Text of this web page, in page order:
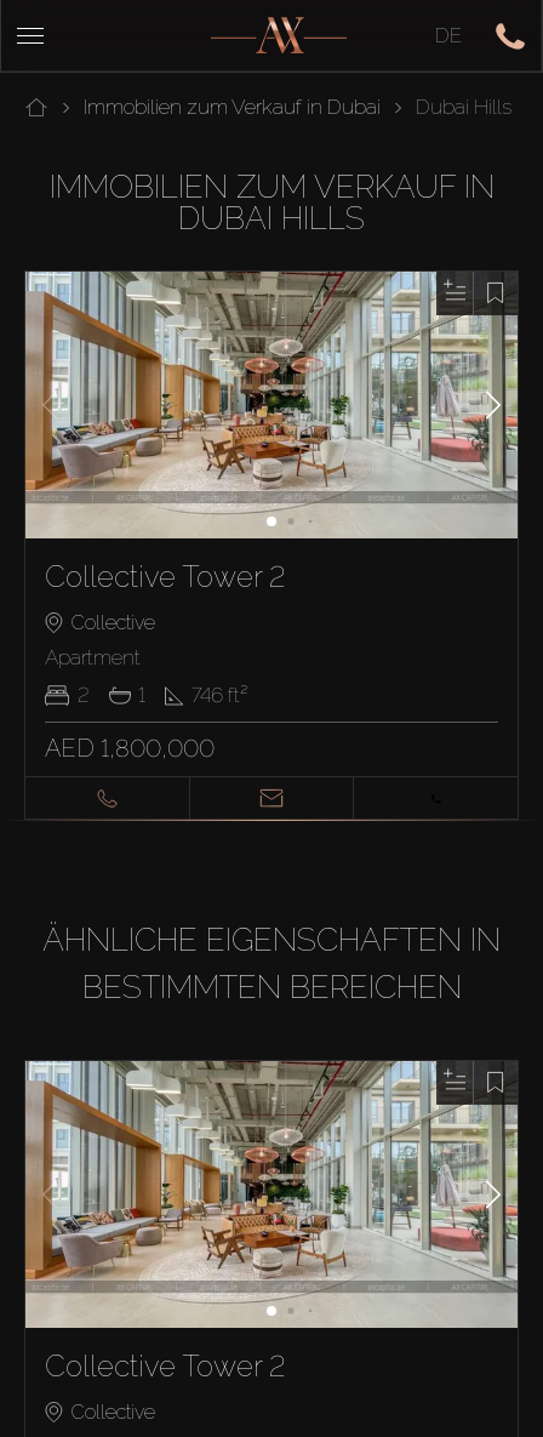
DE
Immobilien zum Verkauf in Dubai Dubai Hills
IMMOBILIEN ZUM VERKAUF IN
DUBAI HILLS
Collective Tower 2
Collective
Apartment
2
1 746 ft²
AED 1,800,000
ÄHNLICHE EIGENSCHAFTEN IN
BESTIMMTEN BEREICHEN
Collective Tower 2
Collective